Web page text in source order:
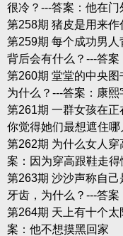
很冷？---答案：他在门
第258期 猪皮是用来
第259期 每个成功男人
背后会有什么？---答案
第260期 堂堂的中央图
为什么？---答案：康
第261期 一群女孩在正
你觉得她们最想遮住
第262期 为什么女人
案：因为穿高跟鞋走
第263期 沙沙声称自
牙齿，为什么？---答
第264期 天上有十个
案：他不想摸黑回家